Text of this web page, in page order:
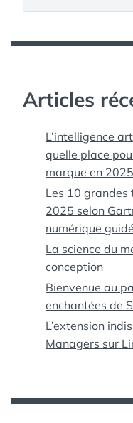
Articles
L’intelligence
quelle place
marque en
Les 10 grandes
2025 selon
numérique
La science du
conception
Bienvenue au
enchantées de
L’extension
Managers sur